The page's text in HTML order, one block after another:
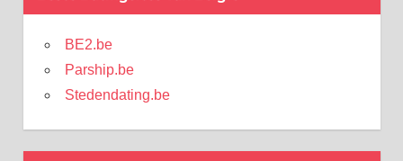
BE2.be
Parship.be
Stedendating.be